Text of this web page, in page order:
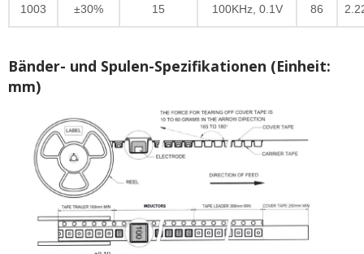
1003 ±30% 15 100KHz, 0.1V 86
Bänder- und Spulen-Spezifikationen (Einheit:
mm)